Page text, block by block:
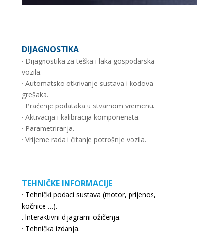
DIJAGNOSTIKA
· Dijagnostika za teška i laka gospodarska
vozila.
· Automatsko otkrivanje sustava i kodova
grešaka.
· Praćenje podataka u stvarnom vremenu.
· Aktivacija i kalibracija komponenata.
· Parametriranja.
· Vrijeme rada i čitanje potrošnje vozila.
TEHNIČKE INFORMACIJE
· Tehnički podaci sustava (motor, prijenos,
kočnice …).
. lnteraktivni dijagrami ožičenja.
· Tehnička izdanja.